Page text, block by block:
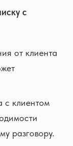
с
от клиента
с клиентом
разговору.